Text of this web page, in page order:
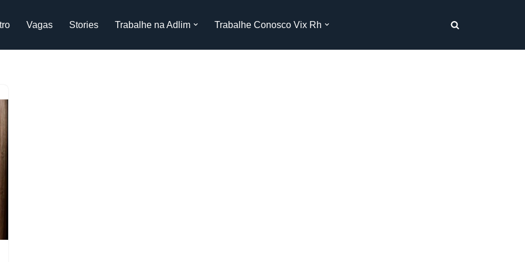
Vagas Stories Trabalhe na Adlim Trabalhe Conosco Vix Rh